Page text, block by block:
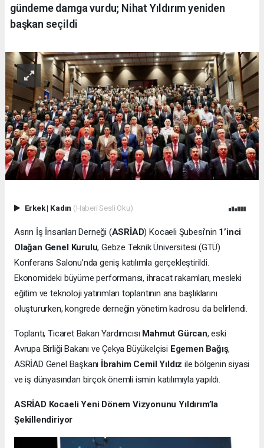
gündeme damga vurdu; Nihat Yıldırım yeniden
başkan seçildi
Erkek| Kadın (Haberi Sesli Oku)
Asrın İş İnsanları Derneği (ASRİAD) Kocaeli Şubesi’nin 1’inci
Olağan Genel Kurulu, Gebze Teknik Üniversitesi (GTÜ)
Konferans Salonu’nda geniş katılımla gerçekleştirildi.
Ekonomideki büyüme performansı, ihracat rakamları, mesleki
eğitim ve teknoloji yatırımları toplantının ana başlıklarını
oluştururken, kongrede derneğin yönetim kadrosu da belirlendi.
Toplantı, Ticaret Bakan Yardımcısı Mahmut Gürcan, eski
Avrupa Birliği Bakanı ve Çekya Büyükelçisi Egemen Bağış,
ASRİAD Genel Başkanı İbrahim Cemil Yıldız ile bölgenin siyasi
ve iş dünyasından birçok önemli ismin katılımıyla yapıldı.
ASRİAD Kocaeli Yeni Dönem Vizyonunu Yıldırım’la
Şekillendiriyor